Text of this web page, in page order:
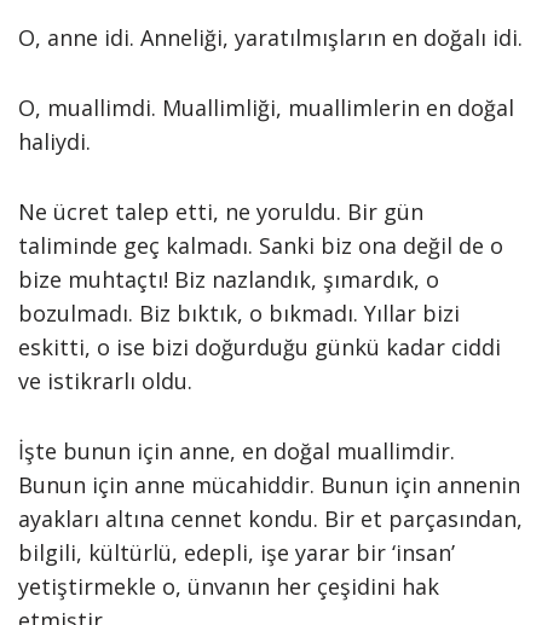
O, anne idi. Anneliği, yaratılmışların en doğalı idi.
O, muallimdi. Muallimliği, muallimlerin en doğal
haliydi.
Ne ücret talep etti, ne yoruldu. Bir gün
taliminde geç kalmadı. Sanki biz ona değil de o
bize muhtaçtı! Biz nazlandık, şımardık, o
bozulmadı. Biz bıktık, o bıkmadı. Yıllar bizi
eskitti, o ise bizi doğurduğu günkü kadar ciddi
ve istikrarlı oldu.
İşte bunun için anne, en doğal muallimdir.
Bunun için anne mücahiddir. Bunun için annenin
ayakları altına cennet kondu. Bir et parçasından,
bilgili, kültürlü, edepli, işe yarar bir ‘insan’
yetiştirmekle o, ünvanın her çeşidini hak